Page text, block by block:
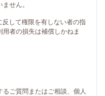
せん。
して権限を有しない者の指
者の損失は補償しかねま
ご質問またはご相談、個人